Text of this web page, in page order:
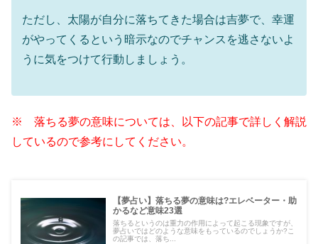
ただし、太陽が自分に落ちてきた場合は吉夢で、幸運
がやってくるという暗示なのでチャンスを逃さないよ
うに気をつけて行動しましょう。
※ 落ちる夢の意味については、以下の記事で詳しく解説
しているので参考にしてください。
【夢占い】落ちる夢の意味は?エレベーター・助
かるなど意味23選
落ちるというのは重力の作用によって起こる現象ですが、
夢占いではどのような意味をもっているのでしょうか?こ
の記事では、落ち...